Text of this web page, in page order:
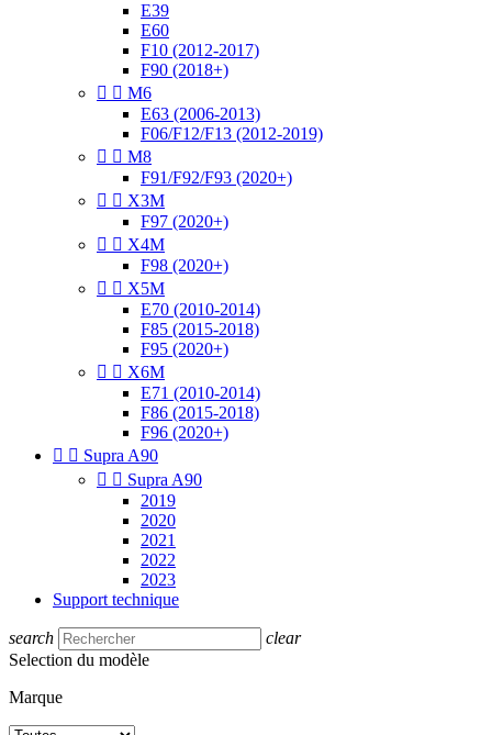
E39
E60
F10 (2012-2017)
F90 (2018+)
  M6
E63 (2006-2013)
F06/F12/F13 (2012-2019)
  M8
F91/F92/F93 (2020+)
  X3M
F97 (2020+)
  X4M
F98 (2020+)
  X5M
E70 (2010-2014)
F85 (2015-2018)
F95 (2020+)
  X6M
E71 (2010-2014)
F86 (2015-2018)
F96 (2020+)
  Supra A90
  Supra A90
2019
2020
2021
2022
2023
Support technique
search
clear
Selection du modèle
Marque